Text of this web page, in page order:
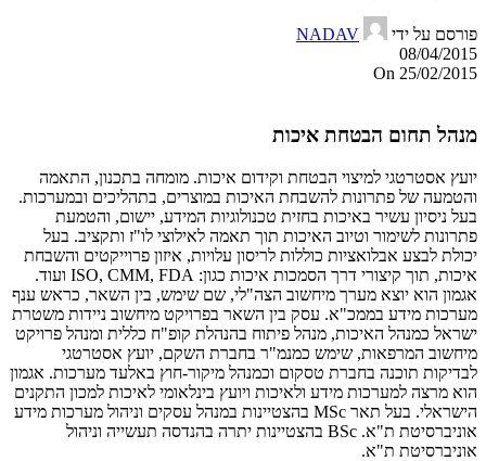
פורסם על ידי
NADAV
08/04/2015
On 25/02/2015
מנהל תחום הבטחת איכות
יועץ אסטרטגי למיצוי הבטחת וקידום איכות. מומחה בתכנון, התאמה
והטמעה של פתרונות להשבחת האיכות במוצרים, בתהליכים ובמערכות.
בעל ניסיון עשיר באיכות בחזית טכנולוגיות המידע, יישום, והטמעת
פתרונות לשימור וטיוב האיכות תוך תאמה לאילוצי לו"ז ותקציב. בעל
יכולת לבצע אבלואציות כוללות לריסון עלויות, איזון פרוייקטים והשבחת
איכות, תוך קיצורי דרך הסמכות איכות כגון: ISO, CMM, FDA ועוד.
אגמון הוא יוצא מערך מיחשוב הצה"לי, שם שימש, בין השאר, כראש ענף
מערכות מידע בממכ"א. עסק בין השאר בפרויקט מיחשוב ניידות משטרת
ישראל כמנהל האיכות, מנהל פיתוח בהנהלת קופ"ח כללית ומנהל פרויקט
מיחשוב המרפאות, שימש כמנמ"ר בחברת השקם, יועץ אסטרטגי
לבדיקות תוכנה בחברת טסקום וכמנהל מיקור-חוץ באלעד מערכות. אגמון
הוא מרצה למערכות מידע ולאיכות ויועץ בינלאומי לאיכות למכון התקנים
הישראלי. בעל תאר MSc בהצטיינות במנהל עסקים וניהול מערכות מידע
אוניברסיטת ת"א. BSc בהצטיינות יתרה בהנדסה תעשייה וניהול
אוניברסיטת ת"א.